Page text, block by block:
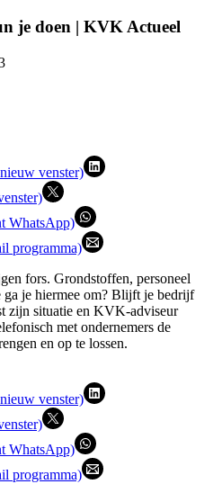
je doen | KVK Actueel
venster)
WhatsApp)
programma)
fors. Grondstoffen, personeel
ga je hiermee om? Blijft je bedrijf
zijn situatie en KVK-adviseur
met ondernemers de
en op te lossen.
venster)
WhatsApp)
programma)